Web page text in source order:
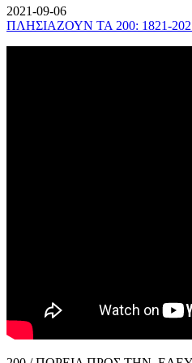
2021-09-06
ΠΛΗΣΙΑΖΟΥΝ ΤΑ 200: 1821-